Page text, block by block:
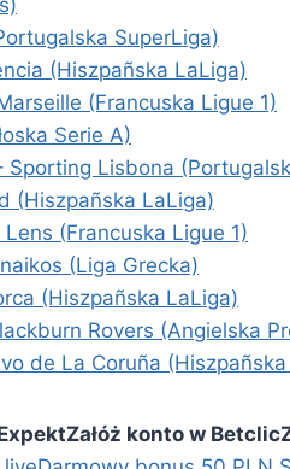
SuperLiga)
(Hiszpañska LaLiga)
(Francuska Ligue 1)
Serie A)
Lisbona
(Hiszpañska LaLiga)
(Francuska Ligue 1)
(Liga Grecka)
(Hiszpañska LaLiga)
Rovers (Angielska
de La Coruña
Załóż konto w Betclic